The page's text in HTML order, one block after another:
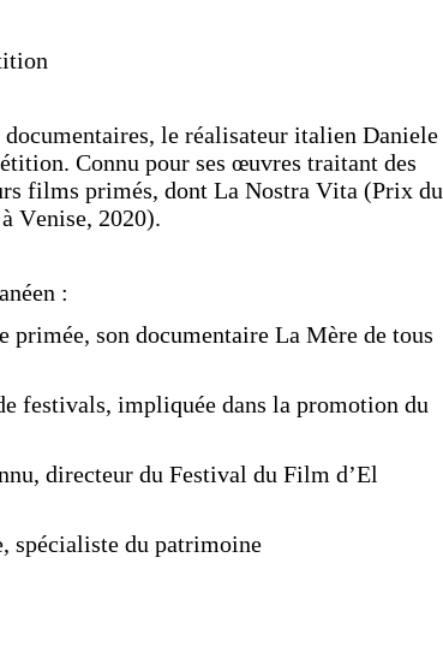
le réalisateur italien Daniele
Connu pour ses œuvres traitant des
films primés, dont La Nostra Vita (Prix du
Venise, 2020).
:
son documentaire La Mère de tous
festivals, impliquée dans la promotion du
directeur du Festival du Film d’El
spécialiste du patrimoine